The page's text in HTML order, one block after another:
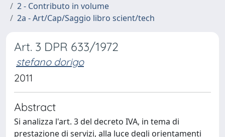
2 - Contributo in volume
2a - Art/Cap/Saggio libro scient/tech
Art. 3 DPR 633/1972
stefano dorigo
2011
Abstract
Si analizza l'art. 3 del decreto IVA, in tema di
prestazione di servizi, alla luce degli orientamenti